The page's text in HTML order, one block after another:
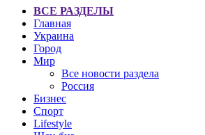
ВСЕ РАЗДЕЛЫ
Главная
Украина
Город
Мир
Все новости раздела
Россия
Бизнес
Спорт
Lifestyle